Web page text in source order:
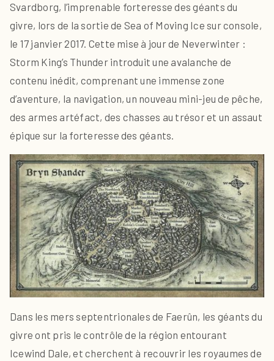
Svardborg, l’imprenable forteresse des géants du
givre, lors de la sortie de Sea of Moving Ice sur console,
le 17 janvier 2017. Cette mise à jour de Neverwinter :
Storm King’s Thunder introduit une avalanche de
contenu inédit, comprenant une immense zone
d’aventure, la navigation, un nouveau mini-jeu de pêche,
des armes artéfact, des chasses au trésor et un assaut
épique sur la forteresse des géants.
Dans les mers septentrionales de Faerûn, les géants du
givre ont pris le contrôle de la région entourant
Icewind Dale, et cherchent à recouvrir les royaumes de